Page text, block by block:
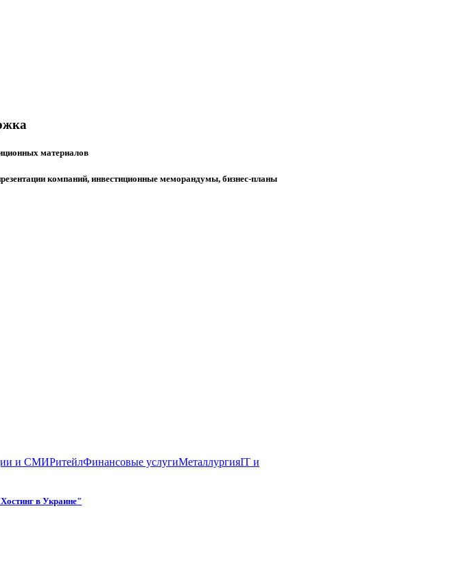
материалов
компаний, инвестиционные меморандумы, бизнес-планы
и СМИРитейлФинансовые услугиМеталлургияIT и
в Украине"